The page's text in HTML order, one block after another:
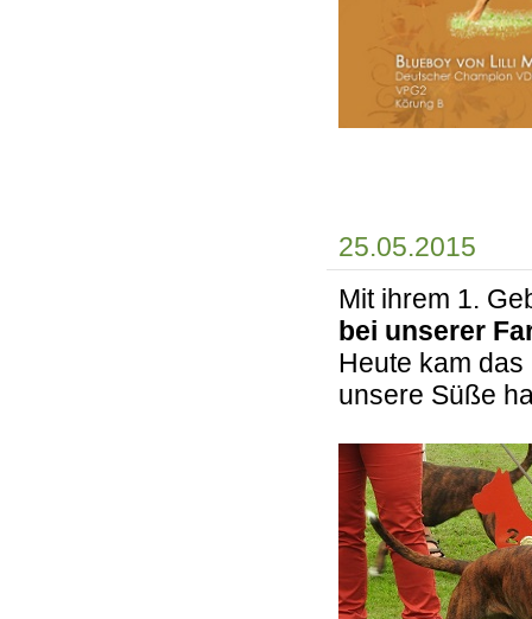
25.05.2015
Mit ihrem 1.
bei unserer
Heute kam
unsere Süße